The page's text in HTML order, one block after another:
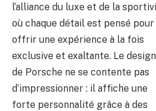
l’alliance du luxe et de la
où chaque détail est pensé pour
offrir une expérience à la fois
exclusive et exaltante. Le design
de Porsche ne se contente pas
d’impressionner : il affiche une
forte personnalité grâce à des